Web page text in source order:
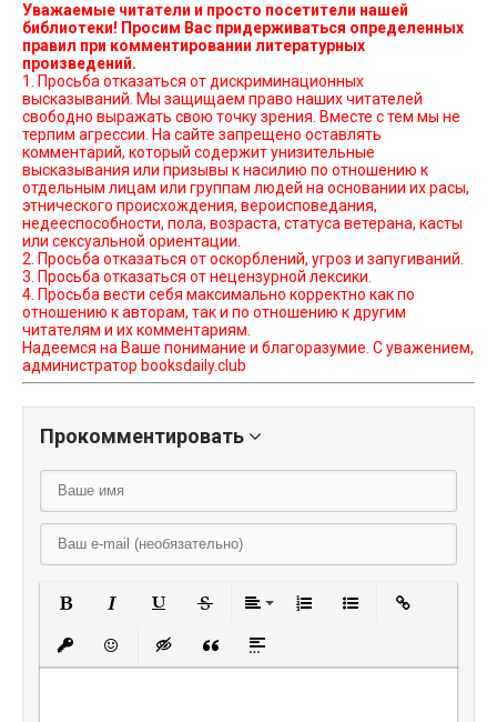
Уважаемые читатели и просто посетители нашей
библиотеки! Просим Вас придерживаться определенных
правил при комментировании литературных
произведений.
1. Просьба отказаться от дискриминационных
высказываний. Мы защищаем право наших читателей
свободно выражать свою точку зрения. Вместе с тем мы не
терпим агрессии. На сайте запрещено оставлять
комментарий, который содержит унизительные
высказывания или призывы к насилию по отношению к
отдельным лицам или группам людей на основании их расы,
этнического происхождения, вероисповедания,
недееспособности, пола, возраста, статуса ветерана, касты
или сексуальной ориентации.
2. Просьба отказаться от оскорблений, угроз и запугиваний.
3. Просьба отказаться от нецензурной лексики.
4. Просьба вести себя максимально корректно как по
отношению к авторам, так и по отношению к другим
читателям и их комментариям.
Надеемся на Ваше понимание и благоразумие. С уважением,
администратор booksdaily.club
Прокомментировать
Вставить защищенную ссылку
Вставить смайлик
Вставка скрытого текста
Вставка цитаты
Вставка спойлера